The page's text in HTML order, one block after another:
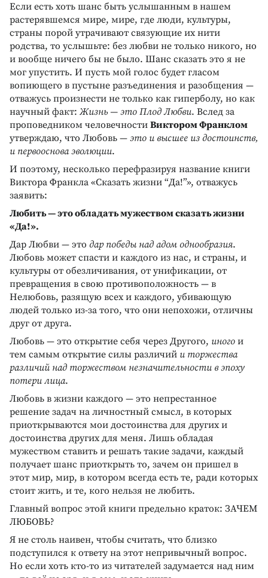
Если есть хоть шанс быть услышанным в нашем
растерявшемся мире, мире, где люди, культуры,
страны порой утрачивают связующие их нити
родства, то услышьте: без любви не только никого, но
и вообще ничего бы не было. Шанс сказать это я не
мог упустить. И пусть мой голос будет гласом
вопиющего в пустыне разъединения и разобщения —
отважусь произнести не только как гиперболу, но как
научный факт:Жизнь — это Плод Любви. Вслед за
проповедником человечности Виктором Франклом
утверждаю, что Любовь — это и высшее из достоинств,
и первооснова эволюции.
И поэтому, несколько перефразируя название книги
Виктора Франкла «Сказать жизни “Да!”», отважусь
заявить:
Любить — это обладать мужеством сказать жизни
«Да!».
Дар Любви — это дар победы над адом однообразия.
Любовь может спасти и каждого из нас, и страны, и
культуры от обезличивания, от унификации, от
превращения в свою противоположность — в
Нелюбовь, разящую всех и каждого, убивающую
людей только из-за того, что они непохожи, отличны
друг от друга.
Любовь — это открытие себя через Другого, иного и
тем самым открытие силы различий и торжества
различий над торжеством незначительности в эпоху
потери лица.
Любовь в жизни каждого — это непрестанное
решение задач на личностный смысл, в которых
приоткрываются мои достоинства для других и
достоинства других для меня. Лишь обладая
мужеством ставить и решать такие задачи, каждый
получает шанс приоткрыть то, зачем он пришел в
этот мир, мир, в котором всегда есть те, ради которых
стоит жить, и те, кого нельзя не любить.
Главный вопрос этой книги предельно краток: ЗАЧЕМ
ЛЮБОВЬ?
Я не столь наивен, чтобы считать, что близко
подступился к ответу на этот непривычный вопрос.
Но если хоть кто-то из читателей задумается над ним